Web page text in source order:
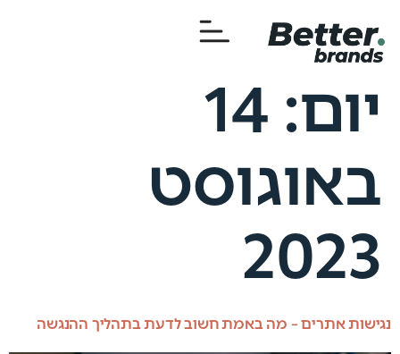
יום: 14
באוגוסט
2023
נגישות אתרים – מה באמת חשוב לדעת בתהליך ההנגשה